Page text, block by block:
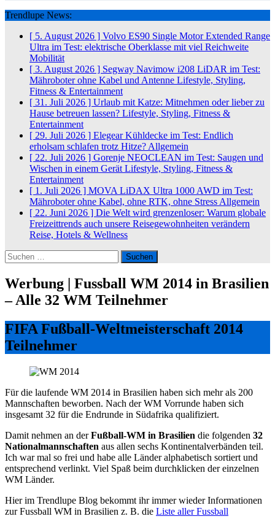
Trendlupe News:
[ 5. August 2026 ] Volvo ES90 Single Motor Extended Range
Ultra im Test: elektrische Oberklasse mit viel Reichweite
Mobilität
[ 3. August 2026 ] Segway Navimow i208 LiDAR im Test:
Mähroboter ohne Kabel und Antenne Lifestyle, Styling,
Fitness & Entertainment
[ 31. Juli 2026 ] Urlaub mit Katze: Mitnehmen oder lieber zu
Hause betreuen lassen? Lifestyle, Styling, Fitness &
Entertainment
[ 29. Juli 2026 ] Elegear Kühldecke im Test: Endlich
erholsam schlafen trotz Hitze? Allgemein
[ 22. Juli 2026 ] Gorenje NEOCLEAN im Test: Saugen und
Wischen in einem Gerät Lifestyle, Styling, Fitness &
Entertainment
[ 1. Juli 2026 ] MOVA LiDAX Ultra 1000 AWD im Test:
Mähroboter ohne Kabel, ohne RTK, ohne Stress Allgemein
[ 22. Juni 2026 ] Die Welt wird grenzenloser: Warum globale
Freizeittrends auch unsere Reisegewohnheiten verändern
Reise, Hotels & Wellness
Suchen
nach:
Werbung | Fussball WM 2014 in Brasilien
– Alle 32 WM Teilnehmer
FIFA Fußball-Weltmeisterschaft 2014
Teilnehmer
Für die laufende WM 2014 in Brasilien haben sich mehr als 200
Mannschaften beworben. Nach der WM Vorrunde haben sich
insgesamt 32 für die Endrunde in Südafrika qualifiziert.
Damit nehmen an derFußball-WM in Brasilien die folgenden 32
Nationalmannschaften aus allen sechs Kontinentalverbänden teil.
Ich war mal so frei und habe alle Länder alphabetisch sortiert und
entsprechend verlinkt. Viel Spaß beim durchklicken der einzelnen
WM Länder.
Hier im Trendlupe Blog bekommt ihr immer wieder Informationen
zur Fussball WM in Brasilien z. B. die Liste aller Fussball